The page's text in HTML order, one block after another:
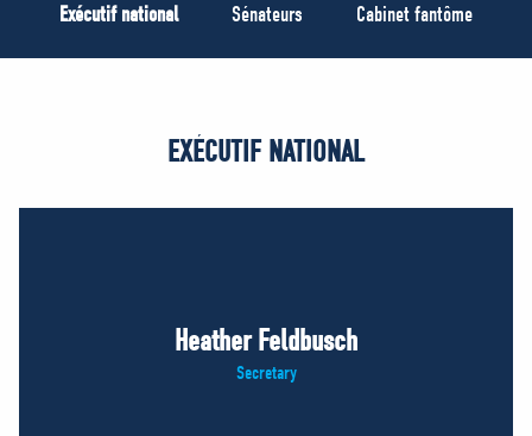
MÉDIAS
BÉNÉVOLE
BOUTIQUE
Exécutif national
Sénateurs Cabinet fantôme
EXÉCUTIF NATIONAL
Heather Feldbusch
Secretary